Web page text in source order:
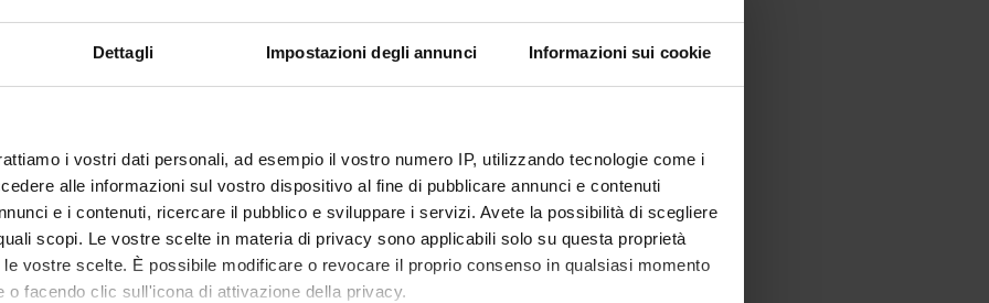
Dettagli Impostazioni degli annunci Informazioni sui cookie
i vostri dati personali, ad esempio il vostro numero IP, utilizzando tecnologie come i
alle informazioni sul vostro dispositivo al fine di pubblicare annunci e contenuti
e i contenuti, ricercare il pubblico e sviluppare i servizi. Avete la possibilità di scegliere
scopi. Le vostre scelte in materia di privacy sono applicabili solo su questa proprietà
vostre scelte. È possibile modificare o revocare il proprio consenso in qualsiasi momento
o facendo clic sull'icona di attivazione della privacy.
visionare la versione tabellare del
esami di profitto, prove intermedie, sessioni di
di Laurea Magistrale offerti dall'Area economica
e compattati in mezze giornate di attività, in modo
soprattutto pendolari e lavoratori.
un mese prima dall’inizio di ciascun semestre e
corso di studio, singolo insegnamento o docente,